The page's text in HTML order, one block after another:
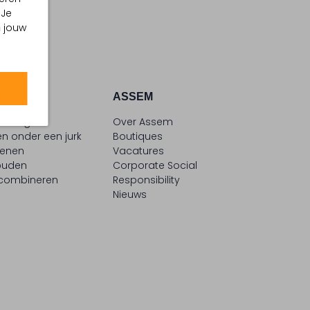
jouw
onder een jurk
ASSEM
Over Assem
Boutiques
Vacatures
Corporate Social
Responsibility
Nieuws